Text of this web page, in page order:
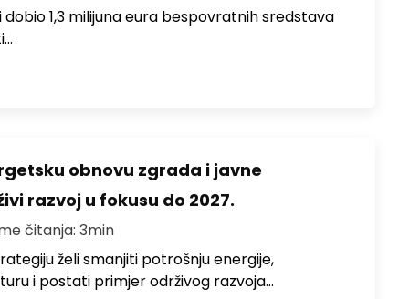
1,3 milijuna eura bespovratnih sredstava
obnovu zgrada i javne
razvoj u fokusu do 2027.
čitanja: 3min
želi smanjiti potrošnju energije,
i postati primjer održivog razvoja…